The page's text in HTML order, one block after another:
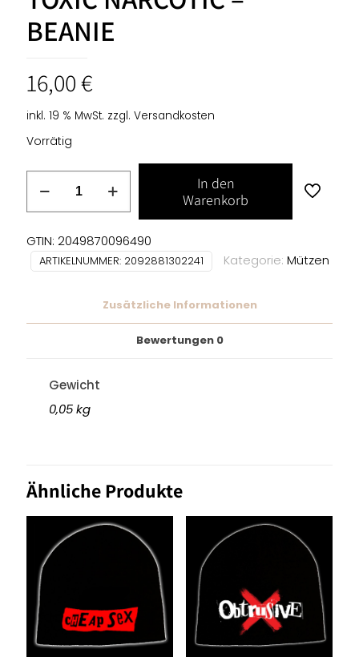
BEANIE
16,00€
inkl. 19 % MwSt. zzgl. Versandkosten
Vorrätig
NARCOTIC
-
BEANIE
Menge
In den
Warenkorb
GTIN: 2049870096490
ARTIKELNUMMER: 2092881302241 Kategorie: Mützen
Zusätzliche Informationen
Bewertungen 0
Gewicht
0,05 kg
Ähnliche Produkte